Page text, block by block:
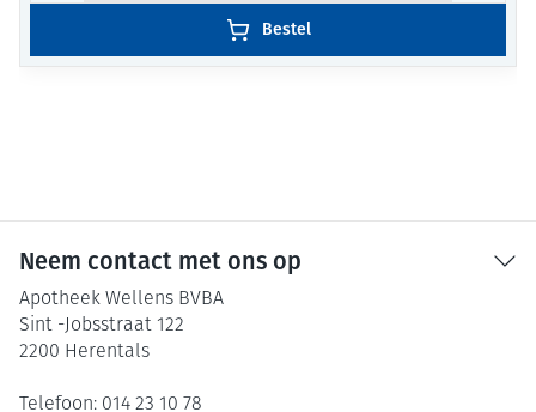
Bestel
Neem contact met ons op
Apotheek Wellens BVBA
Sint -Jobsstraat 122
2200 Herentals
Telefoon: 014 23 10 78